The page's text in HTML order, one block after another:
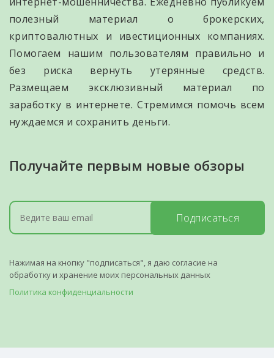
полезный материал о брокерских,
криптовалютных и ивестиционных компаниях.
Помогаем нашим пользователям правильно и
без риска вернуть утерянные средств.
Размещаем эксклюзивный материал по
заработку в интернете. Стремимся помочь всем
нуждаемся и сохранить деньги.
Получайте первым новые обзоры
Подписаться
Нажимая на кнопку "подписаться", я даю согласие на
обработку и хранение моих персональных данных
Политика конфиденциальности